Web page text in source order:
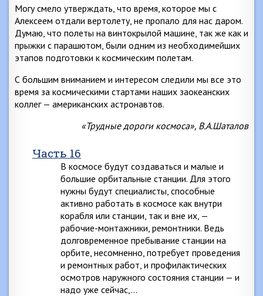
Могу смело утверждать, что время, которое мы с
Алексеем отдали вертолету, не пропало для нас даром.
Думаю, что полеты на винтокрылой машине, так же как и
прыжки с парашютом, были одним из необходимейших
этапов подготовки к космическим полетам.
С большим вниманием и интересом следили мы все это
время за космическими стартами наших заокеанских
коллег — американских астронавтов.
«Трудные дороги космоса», В.А.Шаталов
Часть 16
В космосе будут создаваться и малые и
большие орбитальные станции. Для этого
нужны будут специалисты, способные
активно работать в космосе как внутри
корабля или станции, так и вне их, —
рабочие-монтажники, ремонтники. Ведь
долговременное пребывание станции на
орбите, несомненно, потребует проведения
и ремонтных работ, и профилактических
осмотров наружного состояния станции — и
надо уже сейчас,…